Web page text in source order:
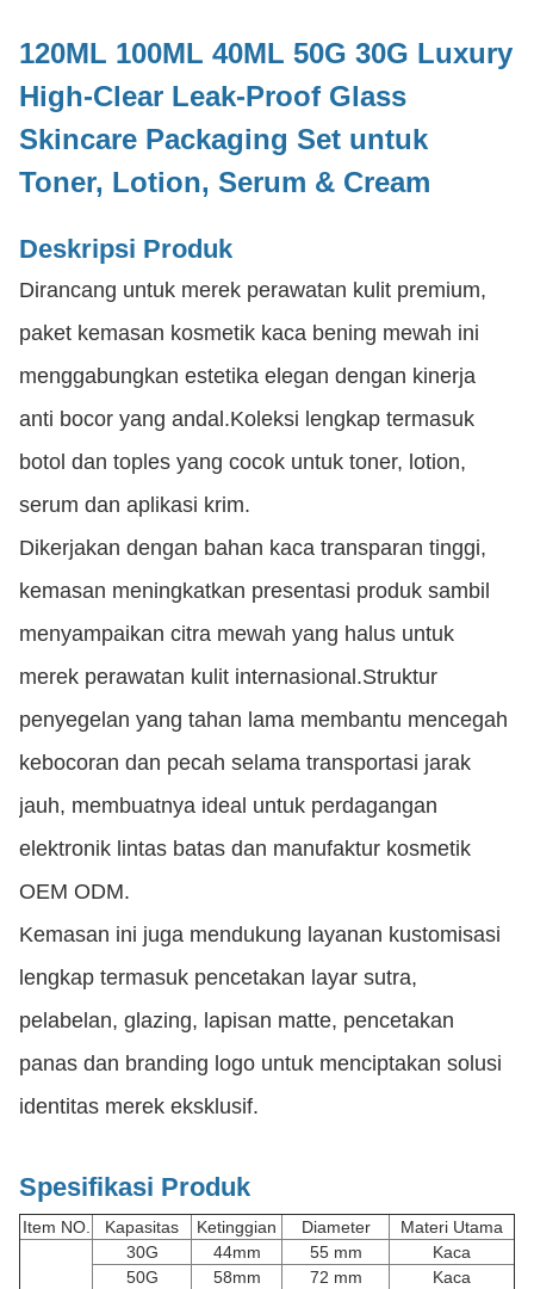
120ML 100ML 40ML 50G 30G Luxury
High-Clear Leak-Proof Glass
Skincare Packaging Set untuk
Toner, Lotion, Serum & Cream
Deskripsi Produk
Dirancang untuk merek perawatan kulit premium,
paket kemasan kosmetik kaca bening mewah ini
menggabungkan estetika elegan dengan kinerja
anti bocor yang andal.Koleksi lengkap termasuk
botol dan toples yang cocok untuk toner, lotion,
serum dan aplikasi krim.
Dikerjakan dengan bahan kaca transparan tinggi,
kemasan meningkatkan presentasi produk sambil
menyampaikan citra mewah yang halus untuk
merek perawatan kulit internasional.Struktur
penyegelan yang tahan lama membantu mencegah
kebocoran dan pecah selama transportasi jarak
jauh, membuatnya ideal untuk perdagangan
elektronik lintas batas dan manufaktur kosmetik
OEM ODM.
Kemasan ini juga mendukung layanan kustomisasi
lengkap termasuk pencetakan layar sutra,
pelabelan, glazing, lapisan matte, pencetakan
panas dan branding logo untuk menciptakan solusi
identitas merek eksklusif.
Spesifikasi Produk
Item NO. Kapasitas Ketinggian Diameter
Materi Utama
30G
44mm 55 mm
Kaca
50G
58mm 72 mm Kaca